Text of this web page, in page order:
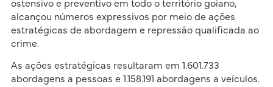
ostensivo e preventivo em todo o território goiano,
alcançou números expressivos por meio de ações
estratégicas de abordagem e repressão qualificada ao
crime.
As ações estratégicas resultaram em 1.601.733
abordagens a pessoas e 1.158.191 abordagens a veículos.